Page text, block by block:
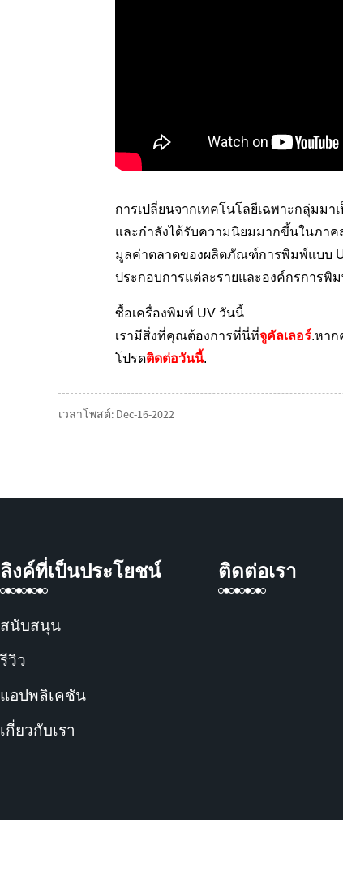
การเปลี่ยนจากเทคโนโลยีเฉพาะกลุ่มม
และกำลังได้รับความนิยมมากขึ้นในภาค
มูลค่าตลาดของผลิตภัณฑ์การพิมพ์แบบ
ประกอบการแต่ละรายและองค์กรการพิ
ซื้อเครื่องพิมพ์ UV วันนี้
เรามีสิ่งที่คุณต้องการที่นี่ที่จูคัลเลอร์.หาก
โปรดติดต่อวันนี้.
เวลาโพสต์: Dec-16-2022
ลิงค์ที่เป็นประโยชน์
สนับสนุน
รีวิว
แอปพลิเคชัน
เกี่ยวกับเรา
ติดต่อเรา